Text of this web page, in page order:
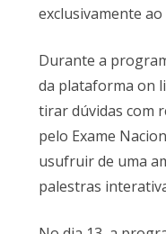
exclusivamente ao
Durante a
da plataforma on
tirar dúvidas com
pelo Exame
usufruir de uma
palestras